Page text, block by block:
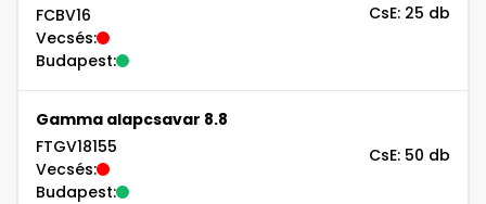
FCBV16
Vecsés:
Budapest:
CsE: 25 db
Gamma alapcsavar 8.8
FTGV18155
Vecsés:
Budapest:
CsE: 50 db